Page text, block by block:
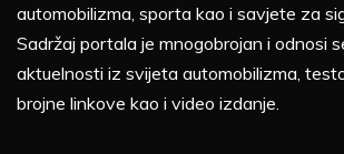
automobilizma, sporta kao i savjete za
Sadržaj portala je mnogobrojan i odnosi
aktuelnosti iz svijeta automobilizma,
brojne linkove kao i video izdanje.